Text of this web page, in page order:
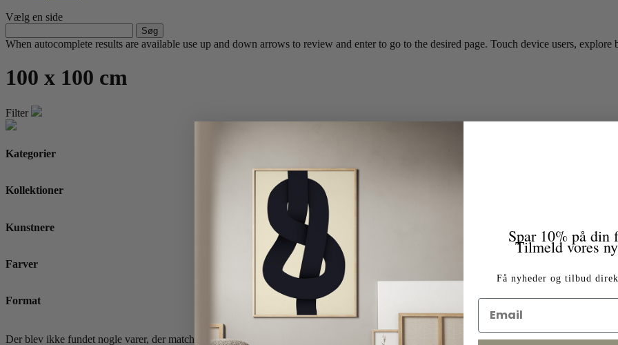
Vælg en side
efter:
When autocomplete results are available use up and down arrows to review and enter to go to the desired page. Touch device users,
100 x 100 cm
Filter
Kategorier
Kollektioner
Kunstnere
Farver
Format
Der blev ikke fundet nogle varer, der matcher dit valg.
Spar 10% på din
Tilmeld vores
Få nyheder og tilbud